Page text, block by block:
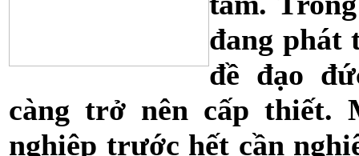
đang phát
đề đạo
càng trở nên cấp thiết.
nghiệp trước hết cần